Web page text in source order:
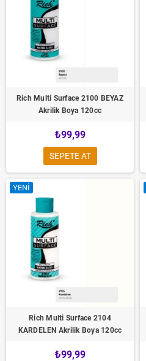
Rich Multi Surface 2100 BEYAZ
Akrilik Boya 120cc
₺99,99
SEPETE AT
YENI
Rich Multi Surface 2104
KARDELEN Akrilik Boya 120cc
₺99,99